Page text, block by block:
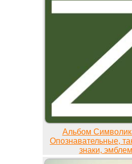
Альбом
Опознавательные,
знаки,